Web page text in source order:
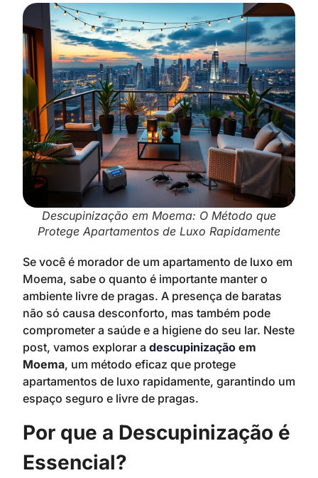
Descupinização em Moema: O Método que
Protege Apartamentos de Luxo Rapidamente
Se você é morador de um apartamento de luxo em
Moema, sabe o quanto é importante manter o
ambiente livre de pragas. A presença de baratas
não só causa desconforto, mas também pode
comprometer a saúde e a higiene do seu lar. Neste
post, vamos explorar a descupinização em
Moema, um método eficaz que protege
apartamentos de luxo rapidamente, garantindo um
espaço seguro e livre de pragas.
Por que a Descupinização é
Essencial?